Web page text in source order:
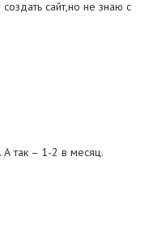
сайт,но не знаю с
А так – 1-2 в месяц.